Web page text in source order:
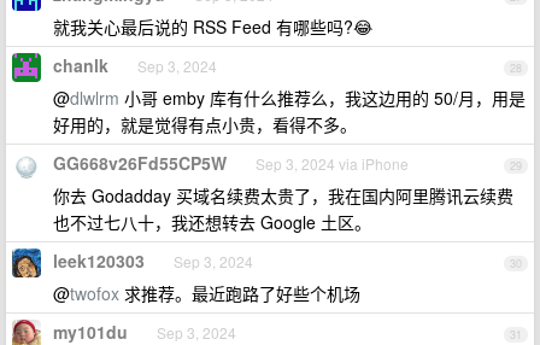
就我关心最后说的 RSS Feed 有哪些吗?😂
28
chanlk Sep 3, 2024
@dlwlrm 小哥 emby 库有什么推荐么，我这边用的 50/月，用是
好用的，就是觉得有点小贵，看得不多。
29
GG668v26Fd55CP5W Sep 3, 2024 via iPhone
你去 Godadday 买域名续费太贵了，我在国内阿里腾讯云续费
也不过七八十，我还想转去 Google 土区。
30
leek120303 Sep 3, 2024
@twofox 求推荐。最近跑路了好些个机场
31
my101du Sep 3, 2024